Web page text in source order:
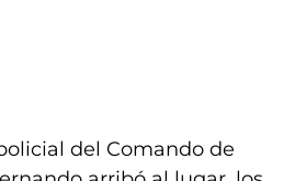
del Comando de